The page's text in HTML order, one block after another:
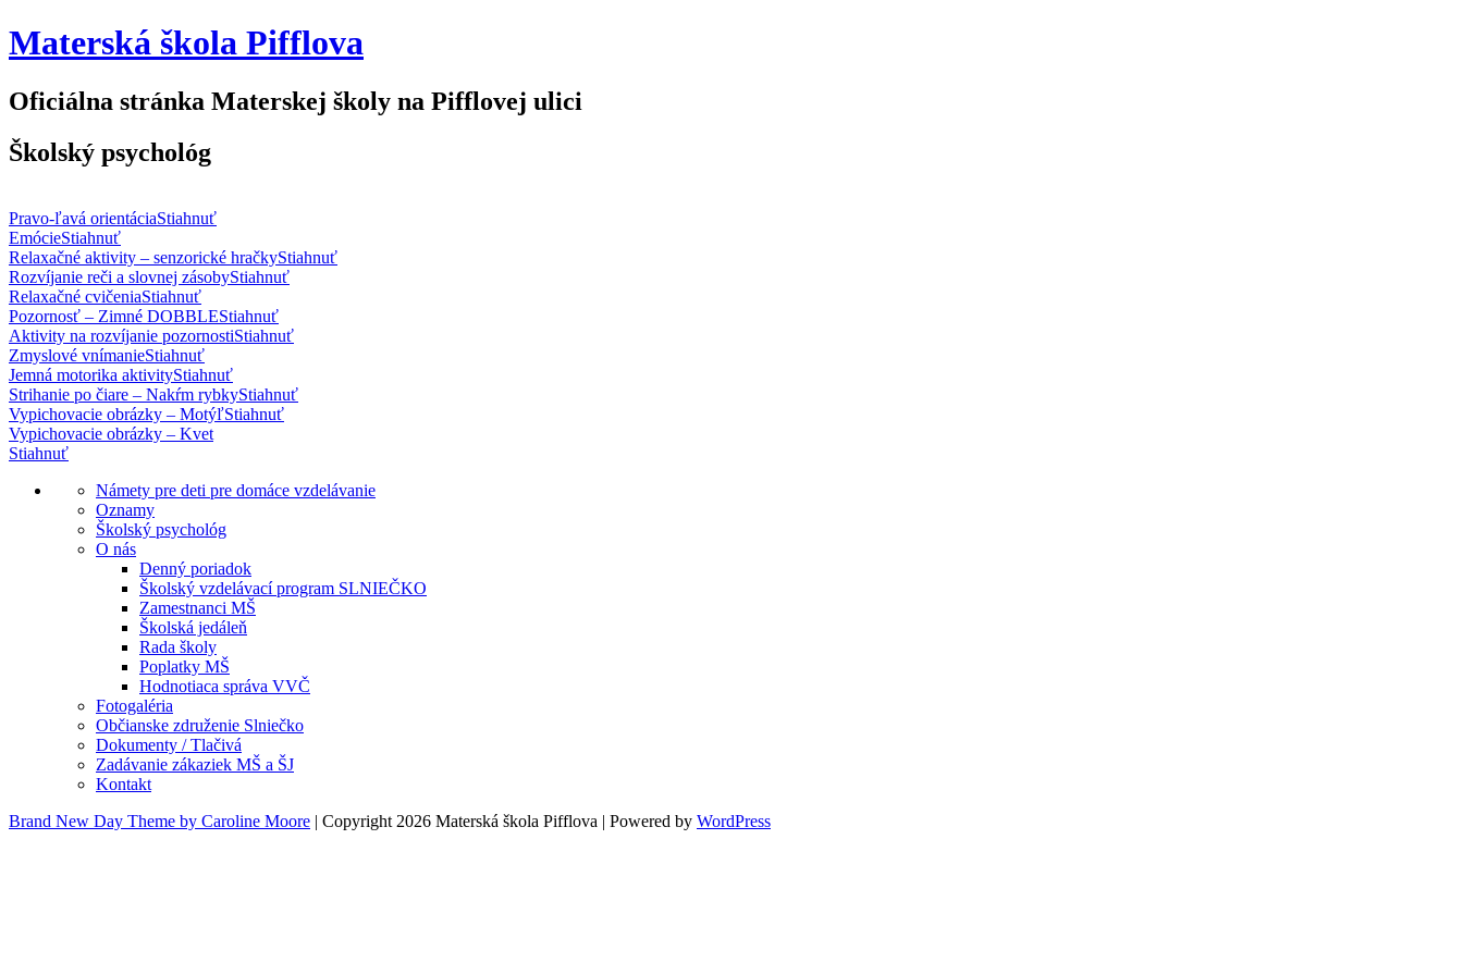
Materská škola Pifflova
Oficiálna stránka Materskej školy na Pifflovej ulici
Školský psychológ
Pravo-ľavá orientáciaStiahnuť
EmócieStiahnuť
Relaxačné aktivity – senzorické hračkyStiahnuť
Rozvíjanie reči a slovnej zásobyStiahnuť
Relaxačné cvičeniaStiahnuť
Pozornosť – Zimné DOBBLEStiahnuť
Aktivity na rozvíjanie pozornostiStiahnuť
Zmyslové vnímanieStiahnuť
Jemná motorika aktivityStiahnuť
Strihanie po čiare – Nakŕm rybkyStiahnuť
Vypichovacie obrázky – MotýľStiahnuť
Vypichovacie obrázky – Kvet
Stiahnuť
Námety pre deti pre domáce vzdelávanie
Oznamy
Školský psychológ
O nás
Denný poriadok
Školský vzdelávací program SLNIEČKO
Zamestnanci MŠ
Školská jedáleň
Rada školy
Poplatky MŠ
Hodnotiaca správa VVČ
Fotogaléria
Občianske združenie Slniečko
Dokumenty / Tlačivá
Zadávanie zákaziek MŠ a ŠJ
Kontakt
Brand New Day Theme by Caroline Moore | Copyright 2026 Materská škola Pifflova | Powered by WordPress